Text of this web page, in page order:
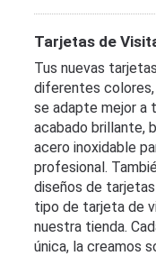
Express
Cards
Sample
cards
Contact
Blog
Tarjetas de
Tus nuevas
diferentes
se adapte mejor a
acabado brillante,
acero inoxidable
profesional.
diseños de
tipo de tarjeta de
nuestra tienda.
única, la creamos